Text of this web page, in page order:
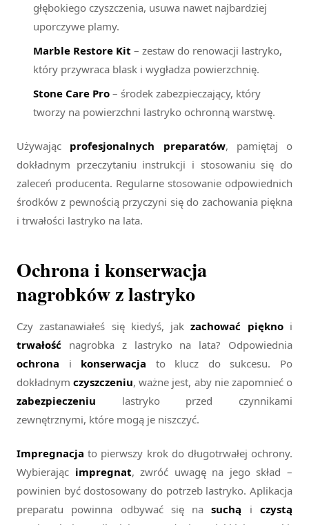
głębokiego czyszczenia, usuwa nawet najbardziej
uporczywe plamy.
Marble Restore Kit – zestaw do renowacji lastryko,
który przywraca blask i wygładza powierzchnię.
Stone Care Pro – środek zabezpieczający, który
tworzy na powierzchni lastryko ochronną warstwę.
Używając profesjonalnych preparatów, pamiętaj o
dokładnym przeczytaniu instrukcji i stosowaniu się do
zaleceń producenta. Regularne stosowanie odpowiednich
środków z pewnością przyczyni się do zachowania piękna
i trwałości lastryko na lata.
Ochrona i konserwacja
nagrobków z lastryko
Czy zastanawiałeś się kiedyś, jakzachować pięknoi
trwałość nagrobka z lastryko na lata? Odpowiednia
ochrona i konserwacja to klucz do sukcesu. Po
dokładnymczyszczeniu, ważne jest, aby nie zapomnieć o
zabezpieczeniu lastryko przed czynnikami
zewnętrznymi, które mogą je niszczyć.
Impregnacja to pierwszy krok do długotrwałej ochrony.
Wybierając impregnat, zwróć uwagę na jego skład –
powinien być dostosowany do potrzeb lastryko. Aplikacja
preparatu powinna odbywać się nasuchą iczystą